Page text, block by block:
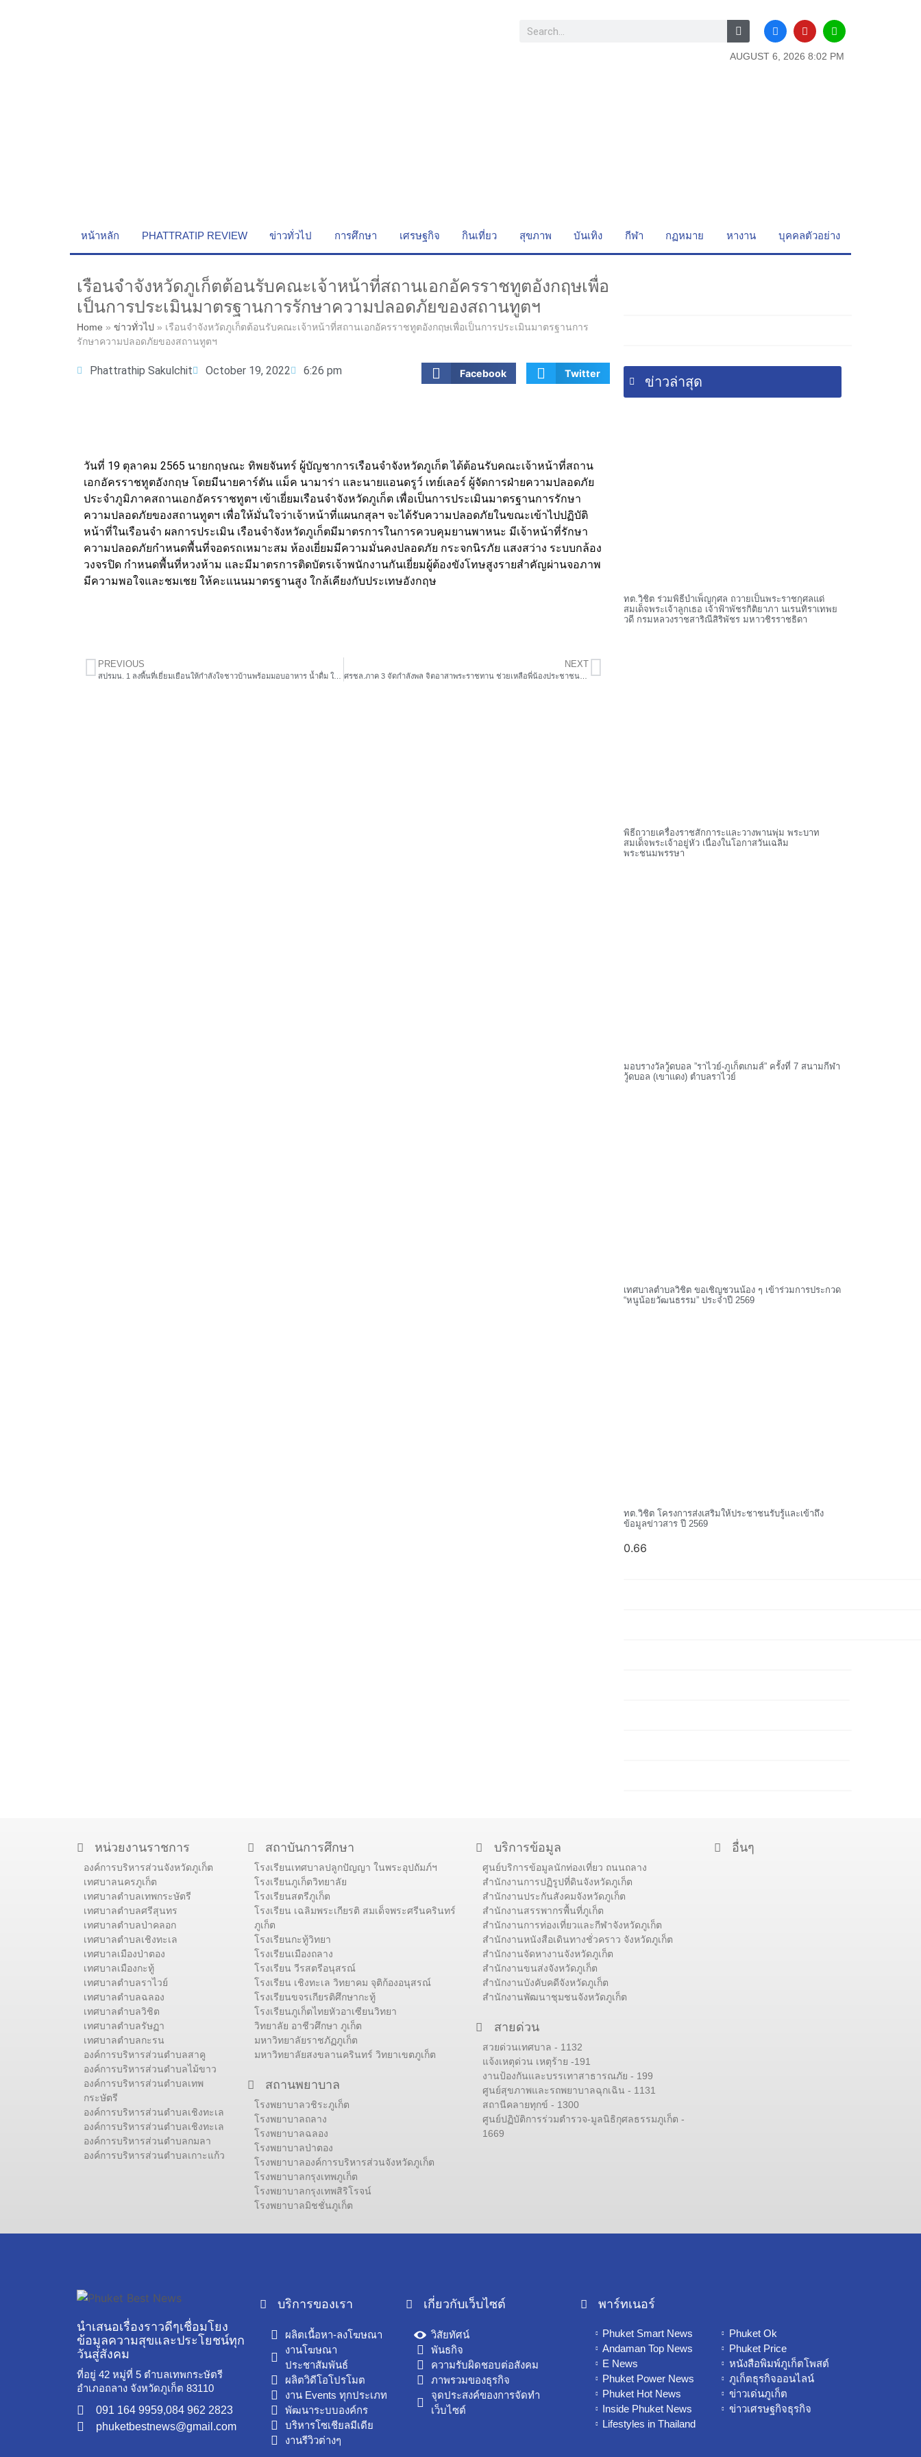
AUGUST 6, 2026 8:02 PM
หน้าหลัก PHATTRATIP REVIEW ข่าวทั่วไป การศึกษา เศรษฐกิจ กินเที่ยว สุขภาพ บันเทิง กีฬา กฏหมาย หางาน บุคคลตัวอย่าง
เรือนจำจังหวัดภูเก็ตต้อนรับคณะเจ้าหน้าที่สถานเอกอัครราชทูตอังกฤษเพื่อ
เป็นการประเมินมาตรฐานการรักษาความปลอดภัยของสถานทูตฯ
Home » ข่าวทั่วไป » เรือนจำจังหวัดภูเก็ตต้อนรับคณะเจ้าหน้าที่สถานเอกอัครราชทูตอังกฤษเพื่อเป็นการประเมินมาตรฐานการ
รักษาความปลอดภัยของสถานทูตฯ
Phattrathip Sakulchit October 19, 2022 6:26 pm Facebook Twitter
วันที่ 19 ตุลาคม 2565 นายกฤษณะ ทิพยจันทร์ ผู้บัญชาการเรือนจำจังหวัดภูเก็ต ได้ต้อนรับคณะเจ้าหน้าที่สถาน
เอกอัครราชทูตอังกฤษ โดยมีนายคาร์ตัน แม็ค นามาร่า และนายแอนดรูว์ เทย์เลอร์ ผู้จัดการฝ่ายความปลอดภัย
ประจำภูมิภาคสถานเอกอัครราชทูตฯ เข้าเยี่ยมเรือนจำจังหวัดภูเก็ต เพื่อเป็นการประเมินมาตรฐานการรักษา
ความปลอดภัยของสถานทูตฯ เพื่อให้มั่นใจว่าเจ้าหน้าที่แผนกสุลฯ จะได้รับความปลอดภัยในขณะเข้าไปปฏิบัติ
หน้าที่ในเรือนจำ ผลการประเมิน เรือนจำจังหวัดภูเก็ตมีมาตรการในการควบคุมยานพาหนะ มีเจ้าหน้าที่รักษา
ความปลอดภัยกำหนดพื้นที่จอดรถเหมาะสม ห้องเยี่ยมมีความมั่นคงปลอดภัย กระจกนิรภัย แสงสว่าง ระบบกล้อง
วงจรปิด กำหนดพื้นที่หวงห้าม และมีมาตรการติดบัตรเจ้าพนักงานกันเยี่ยมผู้ต้องขังโทษสูงรายสำคัญผ่านจอภาพ
มีความพอใจและชมเชย ให้คะแนนมาตรฐานสูง ใกล้เคียงกับประเทษอังกฤษ
PREVIOUS NEXT
ศรชล.ภาค 3 จัดกำลังพล จิตอาสาพระราชทาน ช่วยเหลือพี่น้องประชาชนชาวภูเก็ต
ข่าวล่าสุด
ทต.วิชิต ร่วมพิธีบำเพ็ญกุศล ถวายเป็นพระราชกุศลแด่
สมเด็จพระเจ้าลูกเธอ เจ้าฟ้าพัชรกิติยาภา นเรนทิราเทพย
วดี กรมหลวงราชสาริณีสิริพัชร มหาวชิรราชธิดา
พิธีถวายเครื่องราชสักการะและวางพานพุ่ม พระบาท
สมเด็จพระเจ้าอยู่หัว เนื่องในโอกาสวันเฉลิม
พระชนมพรรษา
มอบรางวัลวู้ดบอล ”ราไวย์-ภูเก็ตเกมส์” ครั้งที่ 7 สนามกีฬา
วู้ดบอล (เขาแดง) ตำบลราไวย์
เทศบาลตำบลวิชิต ขอเชิญชวนน้อง ๆ เข้าร่วมการประกวด
“หนูน้อยวัฒนธรรม” ประจำปี 2569
ทต.วิชิต โครงการส่งเสริมให้ประชาชนรับรู้และเข้าถึง
ข้อมูลข่าวสาร ปี 2569
หน่วยงานราชการ
องค์การบริหารส่วนจังหวัดภูเก็ต
เทศบาลนครภูเก็ต
เทศบาลตำบลเทพกระษัตรี
เทศบาลตำบลศรีสุนทร
เทศบาลตำบลป่าคลอก
เทศบาลตำบลเชิงทะเล
เทศบาลเมืองป่าตอง
เทศบาลเมืองกะทู้
เทศบาลตำบลราไวย์
เทศบาลตำบลฉลอง
เทศบาลตำบลวิชิต
เทศบาลตำบลรัษฏา
เทศบาลตำบลกะรน
องค์การบริหารส่วนตำบลสาคู
องค์การบริหารส่วนตำบลไม้ขาว
องค์การบริหารส่วนตำบลเทพ
กระษัตรี
องค์การบริหารส่วนตำบลเชิงทะเล
องค์การบริหารส่วนตำบลเชิงทะเล
องค์การบริหารส่วนตำบลกมลา
องค์การบริหารส่วนตำบลเกาะแก้ว
สถาบันการศึกษา
โรงเรียนเทศบาลปลูกปัญญา ในพระอุปถัมภ์ฯ
โรงเรียนภูเก็ตวิทยาลัย
โรงเรียนสตรีภูเก็ต
โรงเรียน เฉลิมพระเกียรติ สมเด็จพระศรีนครินทร์
ภูเก็ต
โรงเรียนกะทู้วิทยา
โรงเรียนเมืองถลาง
โรงเรียน วีรสตรีอนุสรณ์
โรงเรียน เชิงทะเล วิทยาคม จุติก้องอนุสรณ์
โรงเรียนขจรเกียรติศึกษากะทู้
โรงเรียนภูเก็ตไทยหัวอาเซียนวิทยา
วิทยาลัย อาชีวศึกษา ภูเก็ต
มหาวิทยาลัยราชภัฏภูเก็ต
มหาวิทยาลัยสงขลานครินทร์ วิทยาเขตภูเก็ต
สถานพยาบาล
โรงพยาบาลวชิระภูเก็ต
โรงพยาบาลถลาง
โรงพยาบาลฉลอง
โรงพยาบาลป่าตอง
โรงพยาบาลองค์การบริหารส่วนจังหวัดภูเก็ต
โรงพยาบาลกรุงเทพภูเก็ต
โรงพยาบาลกรุงเทพสิริโรจน์
โรงพยาบาลมิชชั่นภูเก็ต
บริการข้อมูล
ศูนย์บริการข้อมูลนักท่องเที่ยว ถนนถลาง
สำนักงานการปฏิรูปที่ดินจังหวัดภูเก็ต
สำนักงานประกันสังคมจังหวัดภูเก็ต
สำนักงานสรรพากรพื้นที่ภูเก็ต
สำนักงานการท่องเที่ยวและกีฬาจังหวัดภูเก็ต
สำนักงานหนังสือเดินทางชั่วคราว จังหวัดภูเก็ต
สำนักงานจัดหางานจังหวัดภูเก็ต
สำนักงานขนส่งจังหวัดภูเก็ต
สำนักงานบังคับคดีจังหวัดภูเก็ต
สำนักงานพัฒนาชุมชนจังหวัดภูเก็ต
สายด่วน
สวยด่วนเทศบาล - 1132
แจ้งเหตุด่วน เหตุร้าย -191
งานป้องกันและบรรเทาสาธารณภัย - 199
ศูนย์สุขภาพและรถพยาบาลฉุกเฉิน - 1131
สถานีคลายทุกข์ - 1300
ศูนย์ปฏิบัติการร่วมตำรวจ-มูลนิธิกุศลธรรมภูเก็ต -
1669
อื่นๆ
นำเสนอเรื่องราวดีๆเชื่อมโยง
ข้อมูลความสุขและประโยชน์ทุก
วันสู่สังคม
ที่อยู่ 42 หมู่ที่ 5 ตำบลเทพกระษัตรี
อำเภอถลาง จังหวัดภูเก็ต 83110
091 164 9959,084 962 2823
phuketbestnews@gmail.com
บริการของเรา
ผลิตเนื้อหา-ลงโฆษณา
งานโฆษณา
ประชาสัมพันธ์
ผลิตวิดีโอโปรโมต
งาน Events ทุกประเภท
พัฒนาระบบองค์กร
บริหารโซเชียลมีเดีย
งานรีวิวต่างๆ
เกี่ยวกับเว็บไซต์
วิสัยทัศน์
พันธกิจ
ความรับผิดชอบต่อสังคม
ภาพรวมของธุรกิจ
จุดประสงค์ของการจัดทำ
เว็บไซต์
พาร์ทเนอร์
Phuket Smart News
Andaman Top News
E News
Phuket Power News
Phuket Hot News
Inside Phuket News
Lifestyles in Thailand
Phuket Ok
Phuket Price
หนังสือพิมพ์ภูเก็ตโพสต์
ภูเก็ตธุรกิจออนไลน์
ข่าวเด่นภูเก็ต
ข่าวเศรษฐกิจธุรกิจ